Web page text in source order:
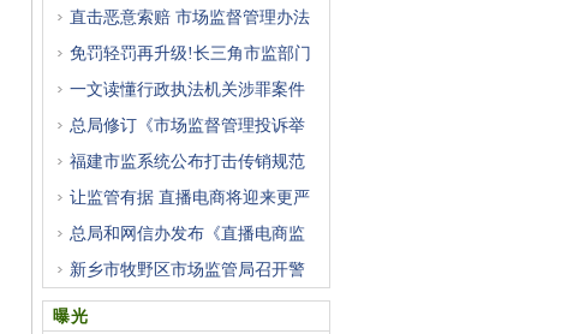
直击恶意索赔 市场监督管理办法
免罚轻罚再升级!长三角市监部门
一文读懂行政执法机关涉罪案件
总局修订《市场监督管理投诉举
福建市监系统公布打击传销规范
让监管有据 直播电商将迎来更严
总局和网信办发布《直播电商监
新乡市牧野区市场监管局召开警
曝光